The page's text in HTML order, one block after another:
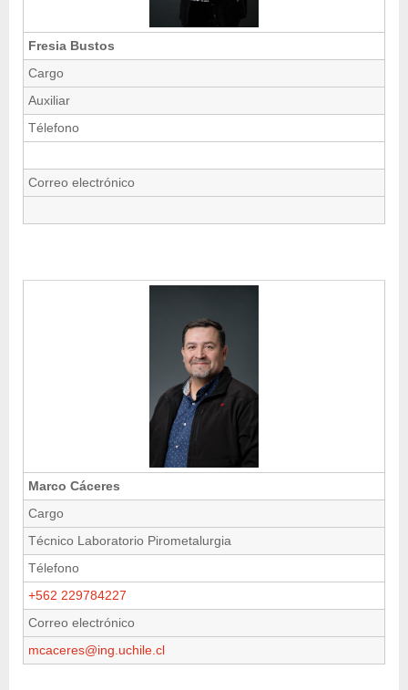
Fresia Bustos
Cargo
Auxiliar
Télefono
Correo electrónico
Marco Cáceres
Cargo
Técnico Laboratorio Pirometalurgia
Télefono
+562 229784227
Correo electrónico
mcaceres@ing.uchile.cl